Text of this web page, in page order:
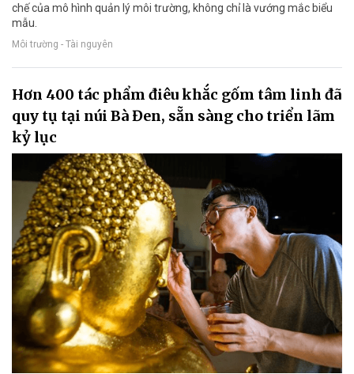
chế của mô hình quản lý môi trường, không chỉ là vướng mắc biểu
mẫu.
Môi trường - Tài nguyên
Hơn 400 tác phẩm điêu khắc gốm tâm linh đã
quy tụ tại núi Bà Đen, sẵn sàng cho triển lãm
kỷ lục